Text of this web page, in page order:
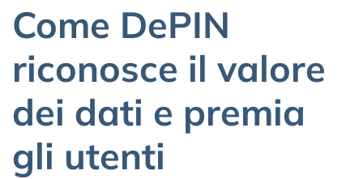
Come DePIN
riconosce il valore
dei dati e premia
gli utenti